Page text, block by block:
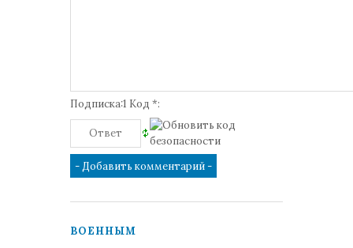
Подписка:1 Код *:
ВОЕННЫМ